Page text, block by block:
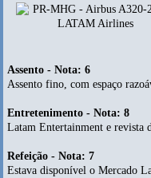
Assento - Nota: 6
Assento fino, com espaço
Entretenimento - Nota: 8
Latam Entertainment e revista
Refeição - Nota: 7
Estava disponível o Mercado